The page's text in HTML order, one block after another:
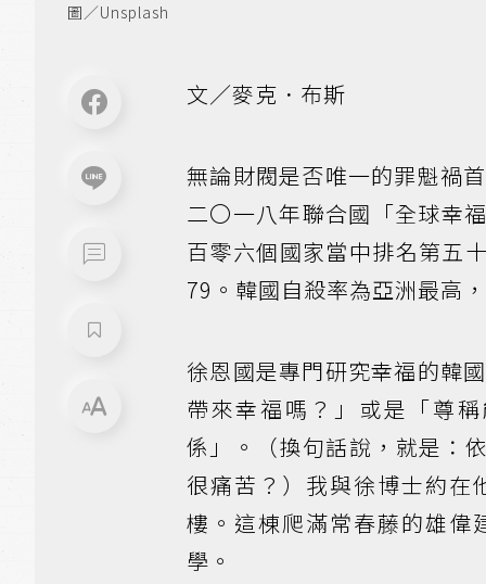
圖／Unsplash
文／麥克．布斯
無論財閥是否唯一的罪魁禍
二〇一八年聯合國「全球幸
百零六個國家當中排名第五
79。韓國自殺率為亞洲最高
徐恩國是專門研究幸福的韓國
帶來幸福嗎？」或是「尊
係」。（換句話說，就是：
很痛苦？）我與徐博士約
樓。這棟爬滿常春藤的雄偉
學。